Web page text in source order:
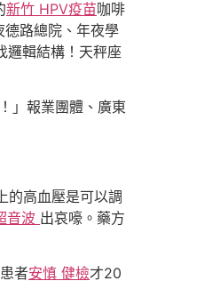
新竹 HPV疫苗咖啡
路總院、年夜學
邏輯結構！天秤座
」報業團體、廣東
的高血壓是可以調
音波 出哀嚎。藥方
者安慎 健檢才20